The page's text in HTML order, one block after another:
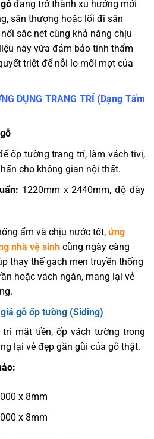
đang trở thành xu hướng mới
sân thượng hoặc lối đi sân
sắc nét cùng khả năng chịu
này vừa đảm bảo tính thẩm
triệt để nỗi lo mối mọt của
DỤNG TRANG TRÍ (Dạng Tấm
ốp tường trang trí, làm vách tivi,
cho không gian nội thất.
1220mm x 2440mm, độ dày
ẩm và chịu nước tốt, ứng
nhà vệ sinh cũng ngày càng
thay thế gạch men truyền thống
hoặc vách ngăn, mang lại vẻ
gỗ ốp tường (Siding)
trí mặt tiền, ốp vách tường trong
lại vẻ đẹp gần gũi của gỗ thật.
x 8mm
x 8mm